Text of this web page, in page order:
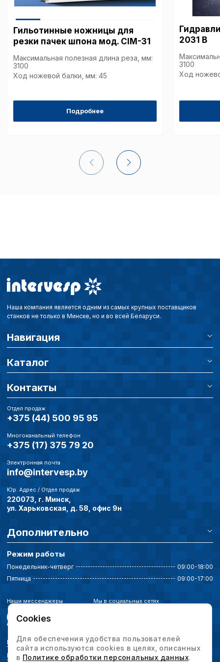
Гильотинные ножницы для
резки пачек шпона мод. CIM-31
Максимальная полезная длина реза, мм:
3100
Ход ножевой балки, мм: 45
Подробнее
2031 B
3100
Ход
Наша компания является одним из самых крупных поставщиков
станков не только в Минске, но и во всей Беларуси.
Навигация
Каталог
Контакты
Отдел продаж
+375 (44) 500 95 95
Многоканальный телефон
+375 (17) 375 79 20
Электронная почта
info@intervesp.by
Юр. Адрес / Отдел продаж
220073, г. Минск,
ул. Харьковская, д. 58, офис 9н
Дополнительно
Режим работы
Понедельник-четверг
09:00-18:00
Пятница
09:00-17:00
Наши мессенджеры Мы в социальных сетях
Политика конфиденциальности
Выбор настроек cookie
Cookies
Для обеспечения удобства пользователей
сайта используются cookies в целях, описанных
в Политике обработки персональных данных.
наиболее и наименее
исходя из
пользователей.
Сохранить выбор